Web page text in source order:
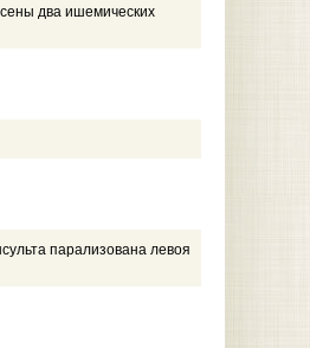
два ишемических
парализована левоя